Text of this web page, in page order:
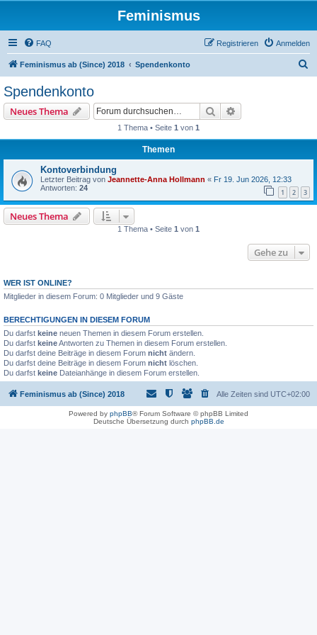
Feminismus
FAQ Anmelden
Registrieren
Feminismus ab (Since) 2018 Spendenkonto
Spendenkonto
Neues Thema Suche
1 Thema • Seite 1 von 1
Themen
Kontoverbindung
Letzter Beitrag von Jeannette-Anna Hollmann « Fr 19. Jun 2026, 12:33
Antworten: 24 1 2 3
Neues Thema
1 Thema • Seite 1 von 1
Gehe zu
WER IST ONLINE?
Mitglieder in diesem Forum: 0 Mitglieder und 9 Gäste
BERECHTIGUNGEN IN DIESEM FORUM
Du darfst keine neuen Themen in diesem Forum erstellen.
Du darfst keineAntworten zu Themen in diesem Forum erstellen.
Du darfst deine Beiträge in diesem Forum nicht ändern.
Du darfst deine Beiträge in diesem Forum nicht löschen.
Du darfst keine Dateianhänge in diesem Forum erstellen.
Feminismus ab (Since) 2018 Alle Zeiten sind UTC+02:00
Powered by phpBB® Forum Software © phpBB Limited
Deutsche Übersetzung durch phpBB.de